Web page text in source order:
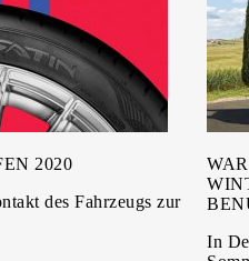
2020
des Fahrzeugs zur
In